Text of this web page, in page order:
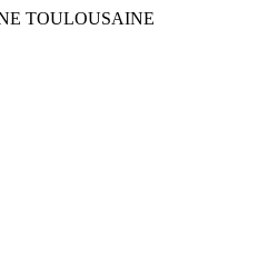
TOULOUSAINE